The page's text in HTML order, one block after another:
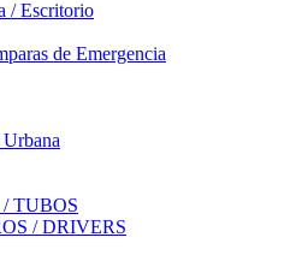
/ Escritorio
de Emergencia
TUBOS
/ DRIVERS